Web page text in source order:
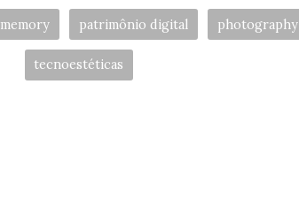
memory patrimônio digital photography
tecnoestéticas